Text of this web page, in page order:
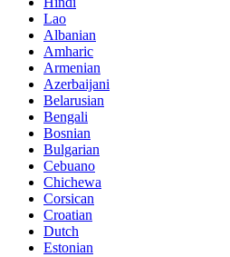
Lao
Albanian
Amharic
Armenian
Azerbaijani
Belarusian
Bengali
Bosnian
Bulgarian
Cebuano
Chichewa
Corsican
Croatian
Dutch
Estonian